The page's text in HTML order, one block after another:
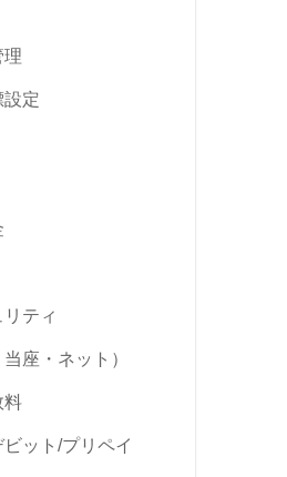
理
設定
ティ
座・ネット）
料
ット/プリペイ